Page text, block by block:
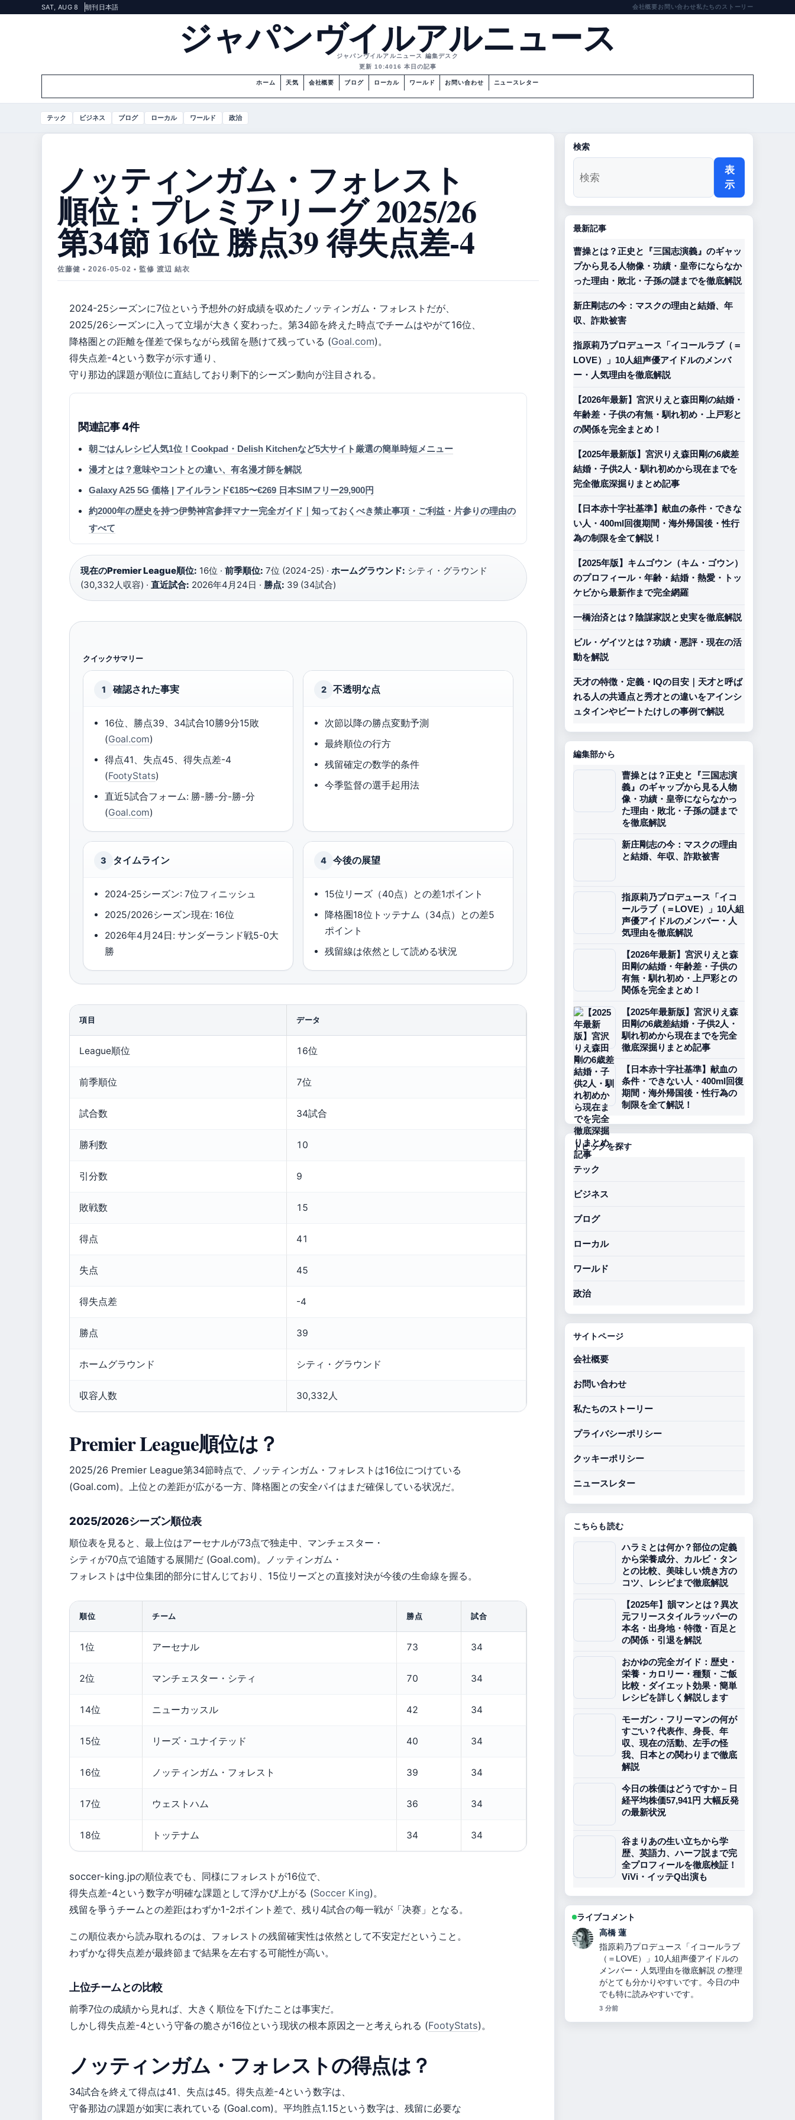
SAT, AUG 8 朝刊 日本語 会社概要お問い合わせ私たちのストーリー
ジャパンヴイルアルニュース
ジャパンヴイルアルニュース 編集デスク
更新 10:4016 本日の記事
ホーム 天気 会社概要 ブログ ローカル ワールド お問い合わせ ニュースレター
テック ビジネス ブログ ローカル ワールド 政治
ノッティンガム・フォレスト
順位：プレミアリーグ 2025/26
第34節 16位 勝点39 得失点差-4
佐藤健 • 2026-05-02 • 監修 渡辺 結衣
2024-25シーズンに7位という予想外の好成績を収めたノッティンガム・フォレストだが、
2025/26シーズンに入って立場が大きく変わった。第34節を終えた時点でチームはやがて16位、
降格圏との距離を僅差で保ちながら残留を懸けて残っている (Goal.com)。
得失点差-4という数字が示す通り、
守り那边的課題が順位に直結しており剩下的シーズン動向が注目される。
関連記事 4件
朝ごはんレシピ人気1位！Cookpad・Delish Kitchenなど5大サイト厳選の簡単時短メニュー
漫才とは？意味やコントとの違い、有名漫才師を解説
Galaxy A25 5G 価格 | アイルランド€185〜€269 日本SIMフリー29,900円
約2000年の歴史を持つ伊勢神宮参拝マナー完全ガイド｜知っておくべき禁止事項・ご利益・片参りの理由の
すべて
現在のPremier League順位: 16位 · 前季順位: 7位 (2024-25) · ホームグラウンド: シティ・グラウンド
(30,332人収容) · 直近試合: 2026年4月24日 · 勝点: 39 (34試合)
クイックサマリー
1 確認された事実
16位、勝点39、34試合10勝9分15敗
(Goal.com)
得点41、失点45、得失点差-4
(FootyStats)
直近5試合フォーム: 勝-勝-分-勝-分
(Goal.com)
2 不透明な点
次節以降の勝点変動予測
最終順位の行方
残留確定の数学的条件
今季監督の選手起用法
3 タイムライン
2024-25シーズン: 7位フィニッシュ
2025/2026シーズン現在: 16位
2026年4月24日: サンダーランド戦5-0大
勝
4 今後の展望
15位リーズ（40点）との差1ポイント
降格圏18位トッテナム（34点）との差5
ポイント
残留線は依然として読める状況
項目 データ
League順位 16位
前季順位 7位
試合数 34試合
勝利数 10
引分数 9
敗戦数 15
得点 41
失点 45
得失点差 -4
勝点 39
ホームグラウンド シティ・グラウンド
収容人数 30,332人
Premier League順位は？
2025/26 Premier League第34節時点で、ノッティンガム・フォレストは16位につけている
(Goal.com)。上位との差距が広がる一方、降格圏との安全パイはまだ確保している状况だ。
2025/2026シーズン順位表
順位表を見ると、最上位はアーセナルが73点で独走中、マンチェスター・
シティが70点で追随する展開だ (Goal.com)。ノッティンガム・
フォレストは中位集团的部分に甘んじており、15位リーズとの直接対決が今後の生命線を握る。
順位 チーム 勝点 試合
1位 アーセナル 73 34
2位 マンチェスター・シティ 70 34
14位 ニューカッスル 42 34
15位 リーズ・ユナイテッド 40 34
16位 ノッティンガム・フォレスト 39 34
17位 ウェストハム 36 34
18位 トッテナム 34 34
soccer-king.jpの順位表でも、同様にフォレストが16位で、
得失点差-4という数字が明確な課題として浮かび上がる (Soccer King)。
残留を爭うチームとの差距はわずか1-2ポイント差で、残り4試合の每一戦が「决赛」となる。
この順位表から読み取れるのは、フォレストの残留確実性は依然として不安定だということ。
わずかな得失点差が最終節まで結果を左右する可能性が高い。
上位チームとの比較
前季7位の成績から見れば、大きく順位を下げたことは事実だ。
しかし得失点差-4という守备の脆さが16位という现状の根本原因之一と考えられる (FootyStats)。
ノッティンガム・フォレストの得点は？
34試合を終えて得点は41、失点は45。得失点差-4という数字は、
守备那边の課題が如実に表れている (Goal.com)。平均胜点1.15という数字は、残留に必要な
検索
表
示
最新記事
曹操とは？正史と『三国志演義』のギャッ
プから見る人物像・功績・皇帝にならなか
った理由・敗北・子孫の謎までを徹底解説
新庄剛志の今：マスクの理由と結婚、年
収、詐欺被害
指原莉乃プロデュース「イコールラブ（＝
LOVE）」10人組声優アイドルのメンバ
ー・人気理由を徹底解説
【2026年最新】宮沢りえと森田剛の結婚・
年齢差・子供の有無・馴れ初め・上戸彩と
の関係を完全まとめ！
【2025年最新版】宮沢りえ森田剛の6歳差
結婚・子供2人・馴れ初めから現在までを
完全徹底深掘りまとめ記事
【日本赤十字社基準】献血の条件・できな
い人・400ml回復期間・海外帰国後・性行
為の制限を全て解説！
【2025年版】キムゴウン（キム・ゴウン）
のプロフィール・年齢・結婚・熱愛・トッ
ケビから最新作まで完全網羅
一橋治済とは？陰謀家説と史実を徹底解説
ビル・ゲイツとは？功績・悪評・現在の活
動を解説
天才の特徴・定義・IQの目安｜天才と呼ば
れる人の共通点と秀才との違いをアインシ
ュタインやビートたけしの事例で解説
編集部から
曹操とは？正史と『三国志演
義』のギャップから見る人物
像・功績・皇帝にならなかっ
た理由・敗北・子孫の謎まで
を徹底解説
新庄剛志の今：マスクの理由
と結婚、年収、詐欺被害
指原莉乃プロデュース「イコ
ールラブ（＝LOVE）」10人組
声優アイドルのメンバー・人
気理由を徹底解説
【2026年最新】宮沢りえと森
田剛の結婚・年齢差・子供の
有無・馴れ初め・上戸彩との
関係を完全まとめ！
【2025年最新版】宮沢りえ森
田剛の6歳差結婚・子供2人・
馴れ初めから現在までを完全
徹底深掘りまとめ記事
【日本赤十字社基準】献血の
条件・できない人・400ml回復
期間・海外帰国後・性行為の
制限を全て解説！
トピックを探す
テック
ビジネス
ブログ
ローカル
ワールド
政治
サイトページ
会社概要
お問い合わせ
私たちのストーリー
プライバシーポリシー
クッキーポリシー
ニュースレター
こちらも読む
ハラミとは何か？部位の定義
から栄養成分、カルビ・タン
との比較、美味しい焼き方の
コツ、レシピまで徹底解説
【2025年】韻マンとは？異次
元フリースタイルラッパーの
本名・出身地・特徴・百足と
の関係・引退を解説
おかゆの完全ガイド：歴史・
栄養・カロリー・種類・ご飯
比較・ダイエット効果・簡単
レシピを詳しく解説します
モーガン・フリーマンの何が
すごい？代表作、身長、年
収、現在の活動、左手の怪
我、日本との関わりまで徹底
解説
今日の株価はどうですか – 日
経平均株価57,941円 大幅反発
の最新状況
谷まりあの生い立ちから学
歴、英語力、ハーフ説まで完
全プロフィールを徹底検証！
ViVi・イッテQ出演も
ライブコメント
佐藤 遥
曹操とは？正史と『三国志演義』のギ
ャップから見る人物像・功績・皇帝に
ならなかった理由・敗北・子孫の謎ま
でを徹底解説 を追っていますが、この
解説は落ち着いていて信頼できます。
5 分前